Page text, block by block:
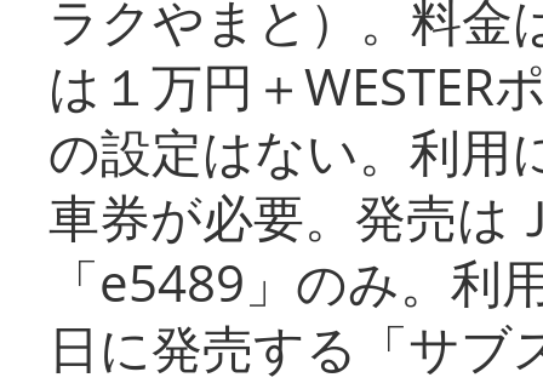
ラクやまと）。料金
は１万円＋WESTER
の設定はない。利用
車券が必要。発売は
「e5489」のみ。利
日に発売する「サブ